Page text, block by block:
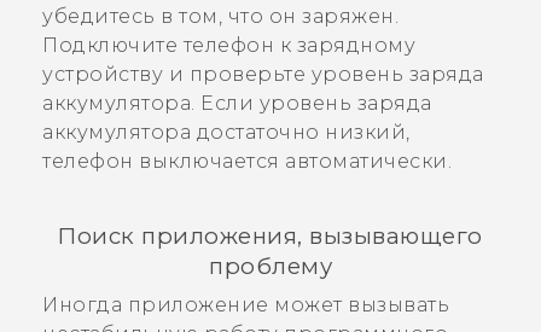
убедитесь в том, что он заряжен.
Подключите телефон к зарядному
устройству и проверьте уровень заряда
аккумулятора. Если уровень заряда
аккумулятора достаточно низкий,
телефон выключается автоматически.
Поиск приложения, вызывающего
проблему
Иногда приложение может вызывать